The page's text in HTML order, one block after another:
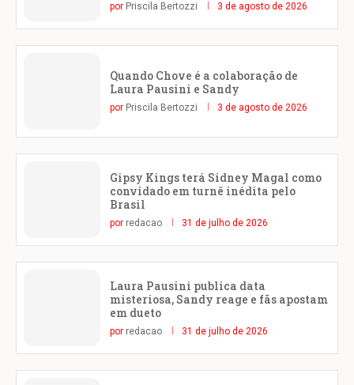
por Priscila Bertozzi 3 de agosto de 2026
Quando Chove é a colaboração de
Laura Pausini e Sandy
por Priscila Bertozzi 3 de agosto de 2026
Gipsy Kings terá Sidney Magal como
convidado em turnê inédita pelo
Brasil
por redacao 31 de julho de 2026
Laura Pausini publica data
misteriosa, Sandy reage e fãs apostam
em dueto
por redacao 31 de julho de 2026